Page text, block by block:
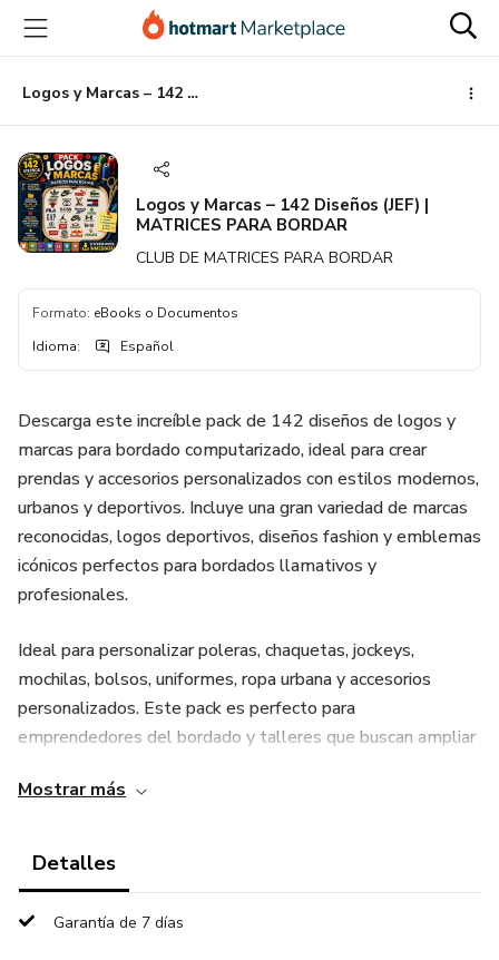
principal
página
de
página
Logos y Marcas – 142 Diseños (JEF) | MATRICES PARA BORDAR
Logos y Marcas – 142 Diseños (JEF) |
MATRICES PARA BORDAR
CLUB DE MATRICES PARA BORDAR
Formato: eBooks o Documentos
Idioma: Español
Descarga este increíble pack de 142 diseños de logos y
marcas para bordado computarizado, ideal para crear
prendas y accesorios personalizados con estilos modernos,
urbanos y deportivos. Incluye una gran variedad de marcas
reconocidas, logos deportivos, diseños fashion y emblemas
icónicos perfectos para bordados llamativos y
profesionales.
Ideal para personalizar poleras, chaquetas, jockeys,
mochilas, bolsos, uniformes, ropa urbana y accesorios
personalizados. Este pack es perfecto para
emprendedores del bordado y talleres que buscan ampliar
presentación para clientes juveniles y deportivos.
Compatible con máquinas de bordado computarizado y
matrices adicionales disponibles en nuestra biblioteca
Mostrar más
Detalles
Garantía de 7 días